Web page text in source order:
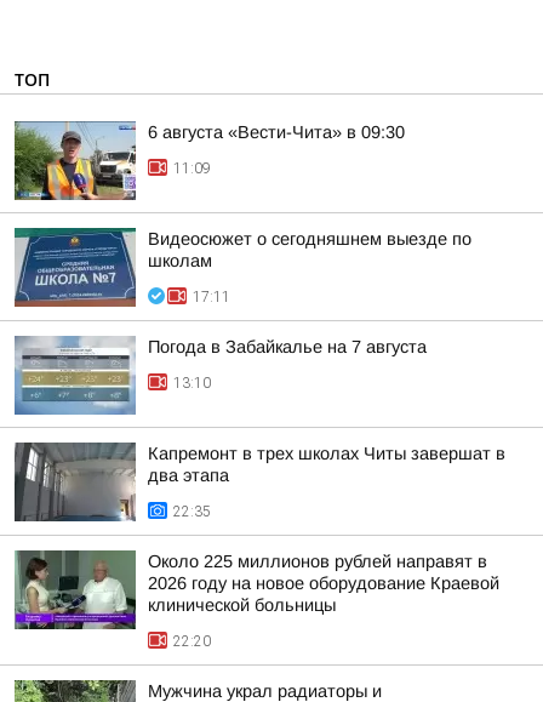
ТОП
6 августа «Вести-Чита» в 09:30
11:09
Видеосюжет о сегодняшнем выезде по
школам
17:11
Погода в Забайкалье на 7 августа
13:10
Капремонт в трех школах Читы завершат в
два этапа
22:35
Около 225 миллионов рублей направят в
2026 году на новое оборудование Краевой
клинической больницы
22:20
Мужчина украл радиаторы и